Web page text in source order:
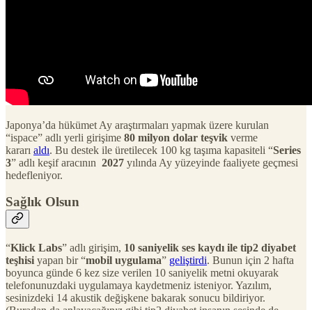
Japonya’da hükümet Ay araştırmaları yapmak üzere kurulan
“ispace” adlı yerli girişime 80 milyon dolar teşvik verme
kararı aldı. Bu destek ile üretilecek 100 kg taşıma kapasiteli “Series
3” adlı keşif aracının 2027 yılında Ay yüzeyinde faaliyete geçmesi
hedefleniyor.
Sağlık Olsun
“Klick Labs” adlı girişim, 10 saniyelik ses kaydı ile tip2 diyabet
teşhisi yapan bir “mobil uygulama” geliştirdi. Bunun için 2 hafta
boyunca günde 6 kez size verilen 10 saniyelik metni okuyarak
telefonunuzdaki uygulamaya kaydetmeniz isteniyor. Yazılım,
sesinizdeki 14 akustik değişkene bakarak sonucu bildiriyor.